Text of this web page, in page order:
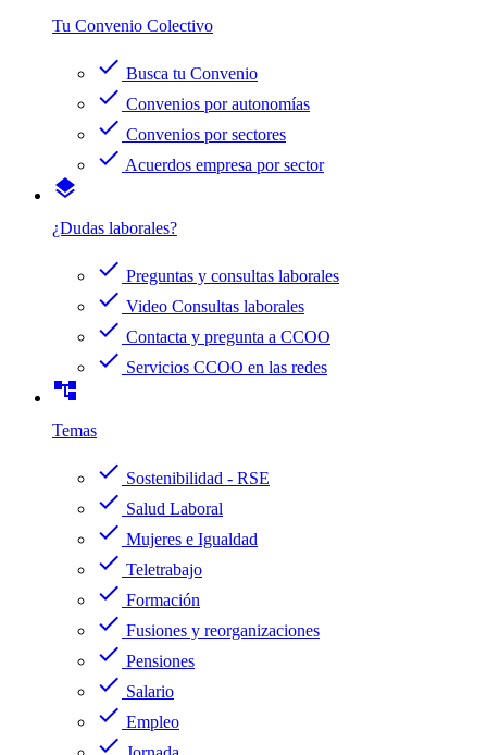
Tu Convenio Colectivo
check Busca tu Convenio
check Convenios por autonomías
check Convenios por sectores
check Acuerdos empresa por sector
layers
¿Dudas laborales?
check Preguntas y consultas laborales
check Video Consultas laborales
check Contacta y pregunta a CCOO
check Servicios CCOO en las redes
account_tree
Temas
check Sostenibilidad - RSE
check Salud Laboral
check Mujeres e Igualdad
check Teletrabajo
check Formación
check Fusiones y reorganizaciones
check Pensiones
check Salario
check Empleo
check